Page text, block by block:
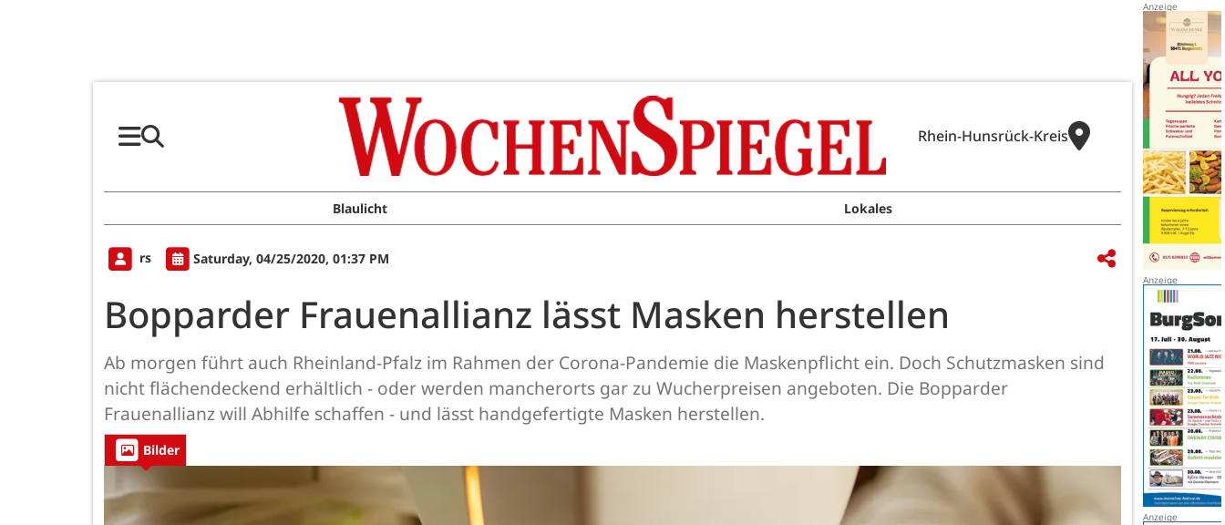
Rhein-Hunsrück-Kreis
Blaulicht Lokales
rs Saturday, 04/25/2020, 01:37 PM
Bopparder Frauenallianz lässt Masken herstellen
Ab morgen führt auch Rheinland-Pfalz im Rahmen der Corona-Pandemie die Maskenpflicht ein. Doch Schutzmasken sind
nicht flächendeckend erhältlich - oder werden mancherorts gar zu Wucherpreisen angeboten. Die Bopparder
Frauenallianz will Abhilfe schaffen - und lässt handgefertigte Masken herstellen.
Bilder